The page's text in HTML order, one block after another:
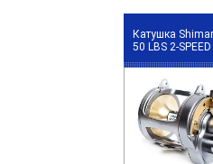
Катушка
50 LBS 2-SPEED